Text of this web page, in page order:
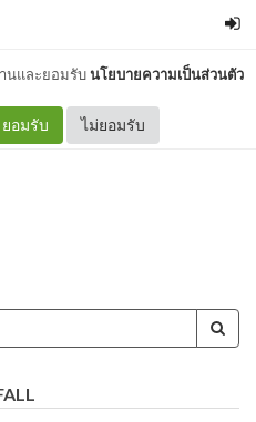
นและยอมรับนโยบายความเป็นส่วนตัว
ยอมรับ ไม่ยอมรับ